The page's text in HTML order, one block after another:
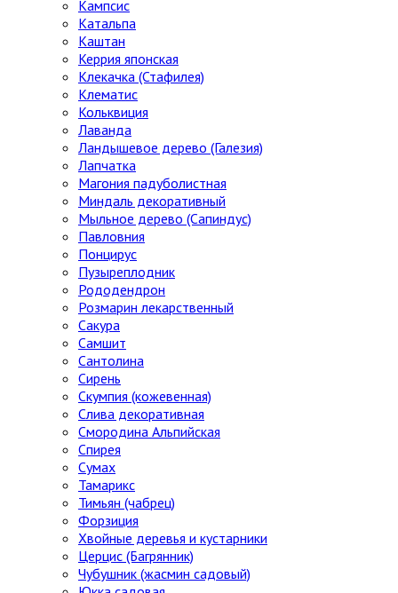
Кампсис
Катальпа
Каштан
Керрия японская
Клекачка (Стафилея)
Клематис
Кольквиция
Лаванда
Ландышевое дерево (Галезия)
Лапчатка
Магония падуболистная
Миндаль декоративный
Мыльное дерево (Сапиндус)
Павловния
Понцирус
Пузыреплодник
Рододендрон
Розмарин лекарственный
Сакура
Самшит
Сантолина
Сирень
Скумпия (кожевенная)
Слива декоративная
Смородина Альпийская
Спирея
Сумах
Тамарикс
Тимьян (чабрец)
Форзиция
Хвойные деревья и кустарники
Церцис (Багрянник)
Чубушник (жасмин садовый)